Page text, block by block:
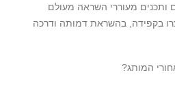
ותכנים מעוררי השראה מעולם
בקפידה, בהשראת דמותה ודרכה
המותג?